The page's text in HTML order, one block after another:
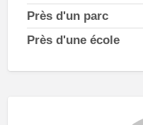
Près d'un parc
Près d'une école